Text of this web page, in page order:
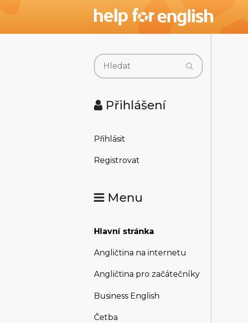
Přihlášení
Přihlásit
Registrovat
Menu
Hlavní stránka
Angličtina na internetu
Angličtina pro začátečníky
Business English
Četba